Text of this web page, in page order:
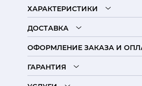
ХАРАКТЕРИСТИКИ
ДОСТАВКА
ОФОРМЛЕНИЕ ЗАКАЗА И
ГАРАНТИЯ